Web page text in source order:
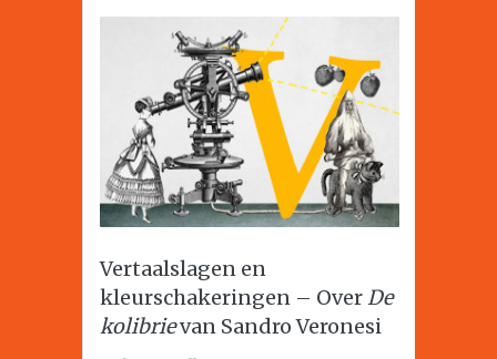
Vertaalslagen en
kleurschakeringen – OverDe
kolibrievan Sandro Veronesi